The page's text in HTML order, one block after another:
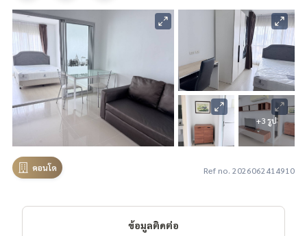
+3 รูป
คอนโด Ref no. 2026062414910
ข้อมูลติดต่อ